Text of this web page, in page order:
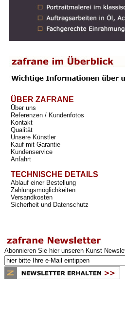
ÜBER ZAFRANE
Über uns
Referenzen / Kundenfotos
Kontakt
Qualität
Unsere Künstler
Kauf mit Garantie
Kundenservice
Anfahrt
TECHNISCHE DETAILS
Ablauf einer Bestellung
Zahlungsmöglichkeiten
Versandkosten
Sicherheit und Datenschutz
Abonnieren Sie hier unseren Kunst